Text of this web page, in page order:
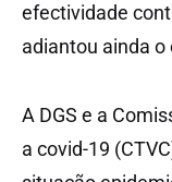
efectividade
adiantou ainda
A DGS e a
a covid-19